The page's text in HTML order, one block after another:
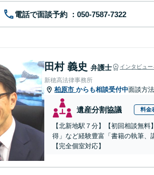
電話で面談予約
田村 義史 弁護士 インタビュー
新穂高法律事務所
柏原市 からも相談受付中面談方
遺産分割協議 料金
【北新地駅７分】【初回相談無
得」など経験豊富「書籍の執筆、
【完全個室対応】